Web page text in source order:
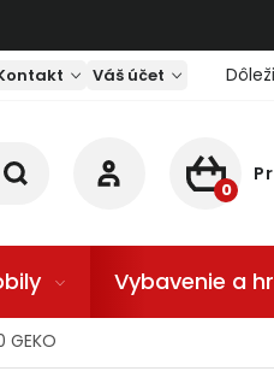
Váš účet
Vybavenie a